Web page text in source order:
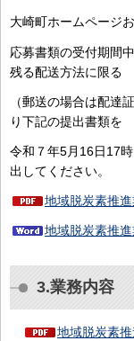
大崎町ホームページ
応募書類の受付期間
残る配送方法に限る
（郵送の場合は配達
り下記の提出書類を
令和７年5月16日17
出してください。
地域脱炭素推
地域脱炭素推
3.業務内容
地域脱炭素